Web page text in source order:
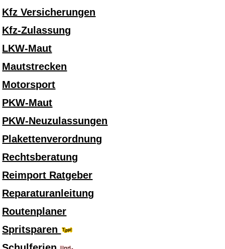
Kfz Versicherungen
Kfz-Zulassung
LKW-Maut
Mautstrecken
Motorsport
PKW-Maut
PKW-Neuzulassungen
Plakettenverordnung
Rechtsberatung
Reimport Ratgeber
Reparaturanleitung
Routenplaner
Spritsparen